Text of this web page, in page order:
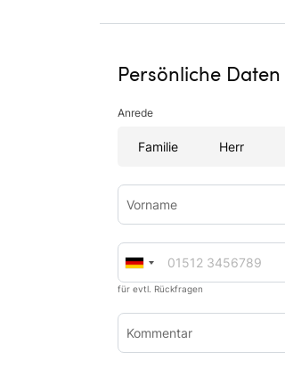
Persönliche Daten
Anrede
Familie Herr
Vorname
für evtl. Rückfragen
Kommentar